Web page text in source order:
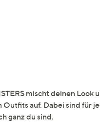
mischt deinen Look
auf. Dabei sind für
ganz du sind.